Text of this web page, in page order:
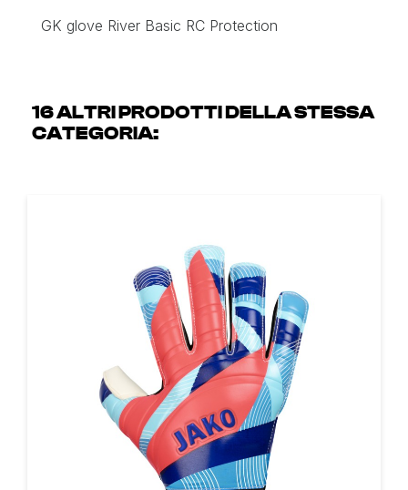
GK glove River Basic RC Protection
16 ALTRI PRODOTTI DELLA STESSA
CATEGORIA: